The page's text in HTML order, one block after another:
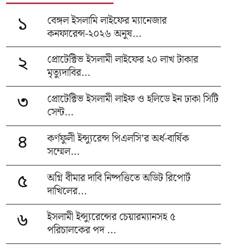
১
বেঙ্গল ইসলামি লাইফের ম্যানেজার
কনফারেন্স-২০২৬ অনুষ...
২
প্রোটেক্টিভ ইসলামী লাইফের ২০ লাখ টাকার
মৃত্যুদাবির...
৩
প্রোটেক্টিভ ইসলামী লাইফ ও হলিডে ইন ঢাকা সিটি
সেন্ট...
৪
কর্ণফুলী ইন্স্যুরেন্স পিএলসি’র অর্ধ-বার্ষিক
সম্মেল...
৫
অগ্নি বীমার দাবি নিষ্পত্তিতে অডিট রিপোর্ট
দাখিলের...
৬
ইসলামী ইন্স্যুরেন্সের চেয়ারম্যানসহ ৫
পরিচালকের পদ ...